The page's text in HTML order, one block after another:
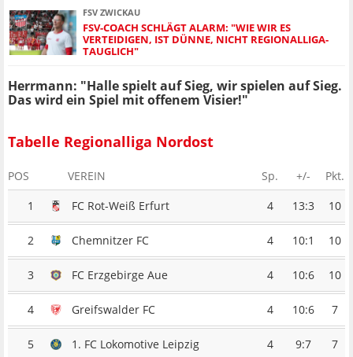
FSV ZWICKAU
FSV-COACH SCHLÄGT ALARM: "WIE WIR ES
VERTEIDIGEN, IST DÜNNE, NICHT REGIONALLIGA-
TAUGLICH"
Herrmann: "Halle spielt auf Sieg, wir spielen auf Sieg.
Das wird ein Spiel mit offenem Visier!"
Tabelle Regionalliga Nordost
POS VEREIN Sp. +/-
Pkt.
1
FC Rot-Weiß Erfurt 4 13:3 10
2 Chemnitzer FC 4 10:1 10
3 FC Erzgebirge Aue 4 10:6 10
4 Greifswalder FC 4 10:6 7
5 1. FC Lokomotive Leipzig 4 9:7 7